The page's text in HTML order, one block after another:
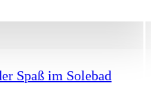
Spaß im Solebad